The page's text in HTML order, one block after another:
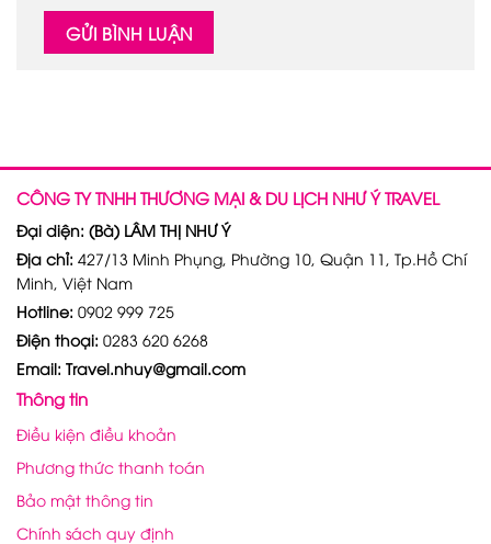
CÔNG TY TNHH THƯƠNG MẠI & DU LỊCH NHƯ Ý TRAVEL
Đại diện: (Bà) LÂM THỊ NHƯ Ý
Địa chỉ: 427/13 Minh Phụng, Phường 10, Quận 11, Tp.Hồ Chí
Minh, Việt Nam
Hotline: 0902 999 725
Điện thoại: 0283 620 6268
Email: Travel.nhuy@gmail.com
Thông tin
Điều kiện điều khoản
Phương thức thanh toán
Bảo mật thông tin
Chính sách quy định